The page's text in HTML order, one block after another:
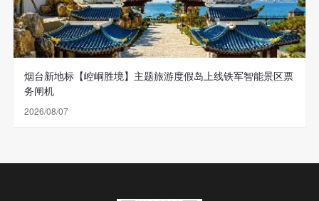
烟台新地标【崆峒胜境】主题旅游度假岛上线铁军智能景区票
务闸机
2026/08/07